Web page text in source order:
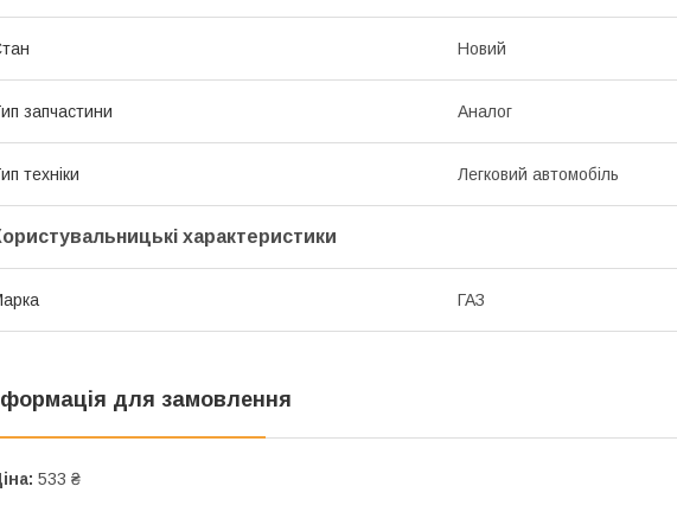
Новий
запчастини Аналог
техніки Легковий автомобіль
характеристики
ГАЗ
для замовлення
533 ₴